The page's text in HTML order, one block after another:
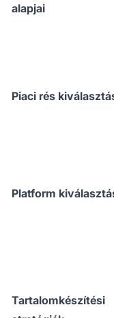
alapjai
Piaci rés
Platform
Tartalomkészítési